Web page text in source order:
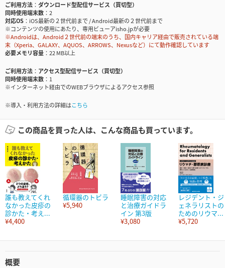
ご利用方法
ダウンロード型配信サービス（買切型）
同時使用端末数
2
対応OS
iOS最新の２世代前まで / Android最新の２世代前まで
※コンテンツの使用にあたり、専用ビューアisho.jpが必要
※Androidは、Android２世代前の端末のうち、国内キャリア経由で販売されている端
末（Xperia、GALAXY、AQUOS、ARROWS、Nexusなど）にて動作確認しています
必要メモリ容量
22 MB以上
ご利用方法
アクセス型配信サービス（買切型）
同時使用端末数
1
※インターネット経由でのWEBブラウザによるアクセス参照
※導入・利用方法の詳細はこちら
この商品を買った人は、こんな商品も買っています。
誰も教えてくれ
なかった皮疹の
診かた・考え...
¥4,400
循環器のトビラ
¥5,940
睡眠障害の対応
と治療ガイドラ
イン 第3版
¥3,080
レジデント・ジ
ェネラリストの
ためのリウマ...
¥5,720
概要